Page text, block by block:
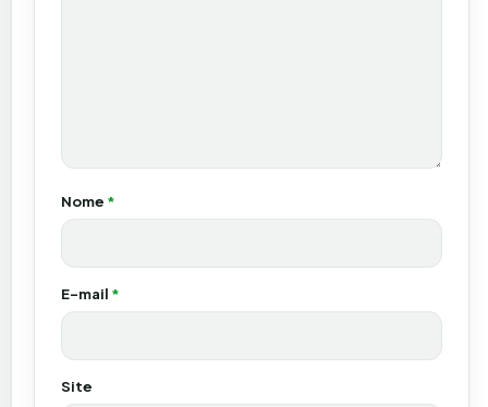
Nome *
E-mail *
Site